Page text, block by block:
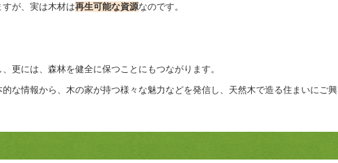
が、実は木材は再生可能な資源なのです。
更には、森林を健全に保つことにもつながります。
な情報から、木の家が持つ様々な魅力などを発信し、天然木で造る住まいにご興